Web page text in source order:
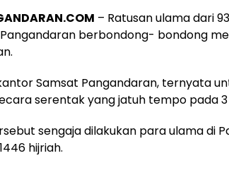
– Ratusan ulama dari
berbondong- bondong
Samsat Pangandaran, ternyata
serentak yang jatuh tempo pada
sengaja dilakukan para ulama di
hijriah.